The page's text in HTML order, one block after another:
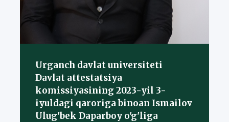
Urganch davlat universiteti
Davlat attestatsiya
komissiyasining 2023-yil 3-
iyuldagi qaroriga binoan Ismailov
Ulug'bek Daparboy o'g'liga